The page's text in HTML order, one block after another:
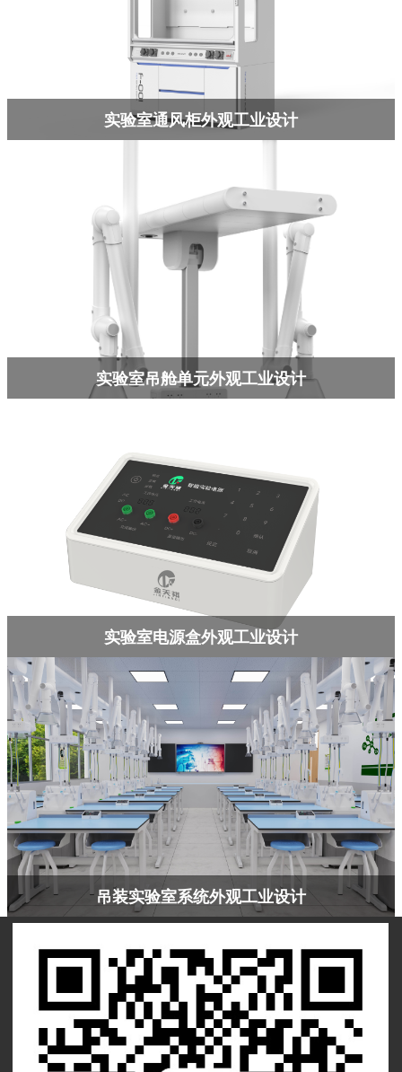
实验室通风柜外观工业设计
实验室吊舱单元外观工业设计
实验室电源盒外观工业设计
吊装实验室系统外观工业设计